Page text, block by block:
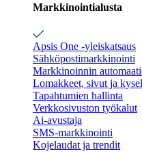
Markkinointialusta
Apsis One -yleiskatsaus
Sähköpostimarkkinointi
Markkinoinnin
Lomakkeet, sivut ja
Tapahtumien hallinta
Verkkosivuston työkalut
Ai-avustaja
SMS-markkinointi
Kojelaudat ja trendit